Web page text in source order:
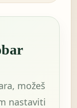
možeš
nastaviti